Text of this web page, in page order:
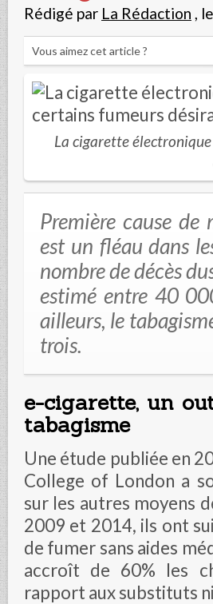
Rédigé par La Rédaction ,
Vous aimez cet article ?
La cigarette
Première cause
est un fléau dans
nombre de décès
estimé entre 40
ailleurs, le
trois.
e-cigarette, un
tabagisme
Une étude publiée en
College of London a
sur les autres moyens
2009 et 2014, ils ont
de fumer sans aides
accroît de 60% les
rapport aux substituts